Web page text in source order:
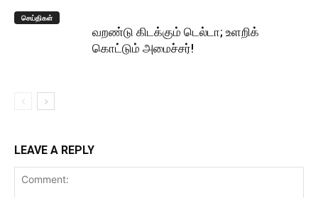
செய்திகள்
வறண்டு கிடக்கும் டெல்டா; உளறிக்
கொட்டும் அமைச்சர்!
LEAVE A REPLY